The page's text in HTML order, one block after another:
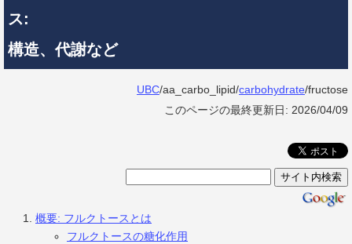
ス:
構造、代謝など
UBC/aa_carbo_lipid/carbohydrate/fructose
このページの最終更新日: 2026/04/09
概要: フルクトースとは
フルクトースの糖化作用